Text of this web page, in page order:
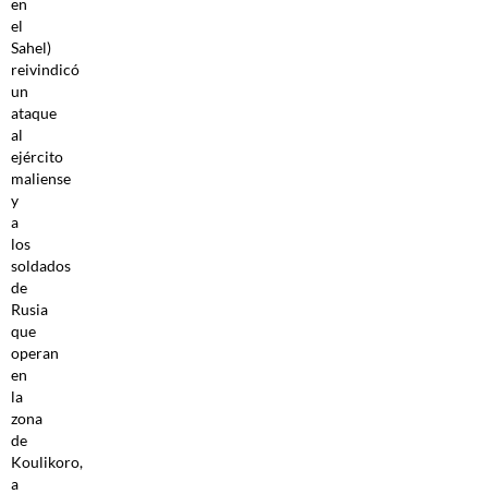
el
Sahel)
reivindicó
un
ataque
al
ejército
maliense
y
a
los
soldados
de
Rusia
que
operan
en
la
zona
de
Koulikoro,
a